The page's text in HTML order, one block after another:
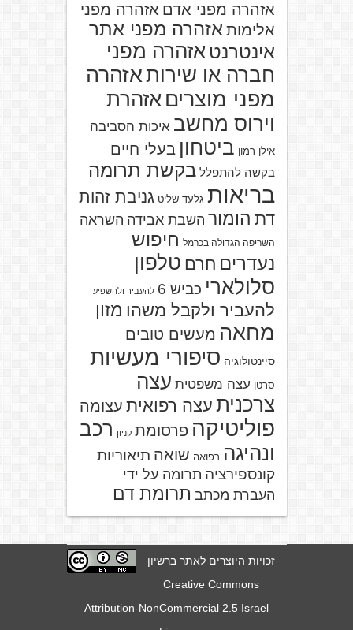
אזהרה מפני אדם אזהרה מפני
אלימות אזהרה מפני אתר
אינטרנט אזהרה מפני
חברה או שירותאזהרה
מפני מוצרים אזהרת
וירוס מחשב איכות הסביבה
אילן רמון ביטחון בעלי חיים
בקשה להתפלל בקשת תרומה
בריאות גלעד שליט גניבת זהות
דת הומור השבת אבידה השראה
השריפה הגדולה בכרמל חיפוש
נעדרים חרם טלפון
סלולארי כביש 6 להעביר ולהשפיע
להעביר ולקבל משהו מזון
מחאה מעשים טובים
סיינטולוגיה סיפורי מעשיות
סרטן עצה משפטית עצה
צרכנית עצה רפואית עצומה
פוליטיקה פרסומת קניון רכב
ונהיגה רפואה שואה תיאוריות
קונספירציה תרומה על ידי
העברת מכתב תרומת דם
זכויות היוצרים לאתר ברשיון
Creative Commons
Attribution-NonCommercial 2.5 Israel